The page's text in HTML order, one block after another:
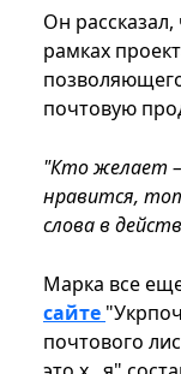
Он
рамках
почтовую
"Кто желает
нравится,
слова в
Марка все
сайте
почтового